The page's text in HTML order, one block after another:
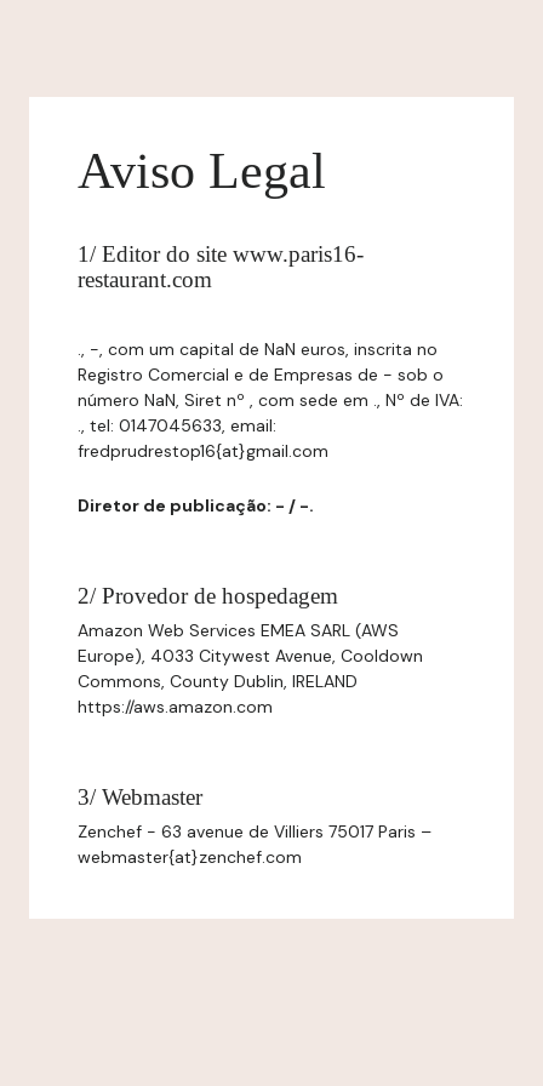
Aviso Legal
1/ Editor do site www.paris16-
restaurant.com
., -, com um capital de NaN euros, inscrita no
Registro Comercial e de Empresas de - sob o
número NaN, Siret nº , com sede em ., Nº de IVA:
., tel: 0147045633, email:
fredprudrestop16{at}gmail.com
Diretor de publicação: - / -.
2/ Provedor de hospedagem
Amazon Web Services EMEA SARL (AWS
Europe), 4033 Citywest Avenue, Cooldown
Commons, County Dublin, IRELAND
https://aws.amazon.com
3/ Webmaster
Zenchef - 63 avenue de Villiers 75017 Paris –
webmaster{at}zenchef.com